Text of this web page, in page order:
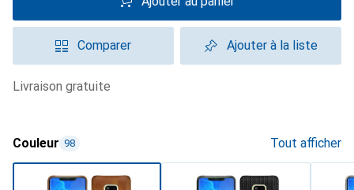
Comparer Ajouter à la liste
livraison gratuite
Couleur 98 Tout afficher